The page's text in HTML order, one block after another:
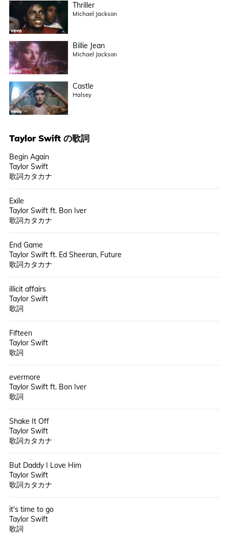
Thriller
Michael Jackson
Billie Jean
Michael Jackson
Castle
Halsey
Taylor Swiftの歌詞
Begin Again
Taylor Swift
歌詞カタカナ
Exile
Taylor Swift ft. Bon Iver
歌詞カタカナ
End Game
Taylor Swift ft. Ed Sheeran, Future
歌詞カタカナ
illicit affairs
Taylor Swift
歌詞
Fifteen
Taylor Swift
歌詞
evermore
Taylor Swift ft. Bon Iver
歌詞
Shake It Off
Taylor Swift
歌詞カタカナ
But Daddy I Love Him
Taylor Swift
歌詞カタカナ
it's time to go
Taylor Swift
歌詞